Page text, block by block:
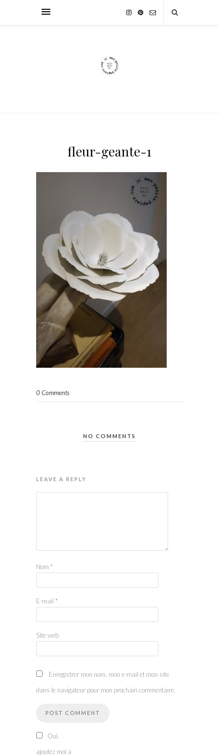
fleur-geante-1
0 Comments
NO COMMENTS
LEAVE A REPLY
Nom *
E-mail *
Site web
Enregistrer mon nom, mon e-mail et mon site
dans le navigateur pour mon prochain commentaire.
Oui,
ajoutez moi à